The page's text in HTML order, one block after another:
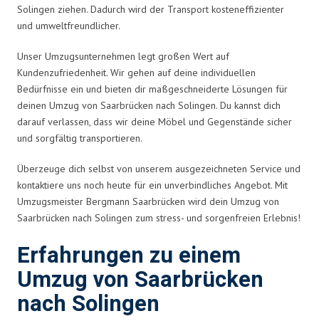
Solingen ziehen. Dadurch wird der Transport kosteneffizienter
und umweltfreundlicher.
Unser Umzugsunternehmen legt großen Wert auf
Kundenzufriedenheit. Wir gehen auf deine individuellen
Bedürfnisse ein und bieten dir maßgeschneiderte Lösungen für
deinen Umzug von Saarbrücken nach Solingen. Du kannst dich
darauf verlassen, dass wir deine Möbel und Gegenstände sicher
und sorgfältig transportieren.
Überzeuge dich selbst von unserem ausgezeichneten Service und
kontaktiere uns noch heute für ein unverbindliches Angebot. Mit
Umzugsmeister Bergmann Saarbrücken wird dein Umzug von
Saarbrücken nach Solingen zum stress- und sorgenfreien Erlebnis!
Erfahrungen zu einem
Umzug von Saarbrücken
nach Solingen